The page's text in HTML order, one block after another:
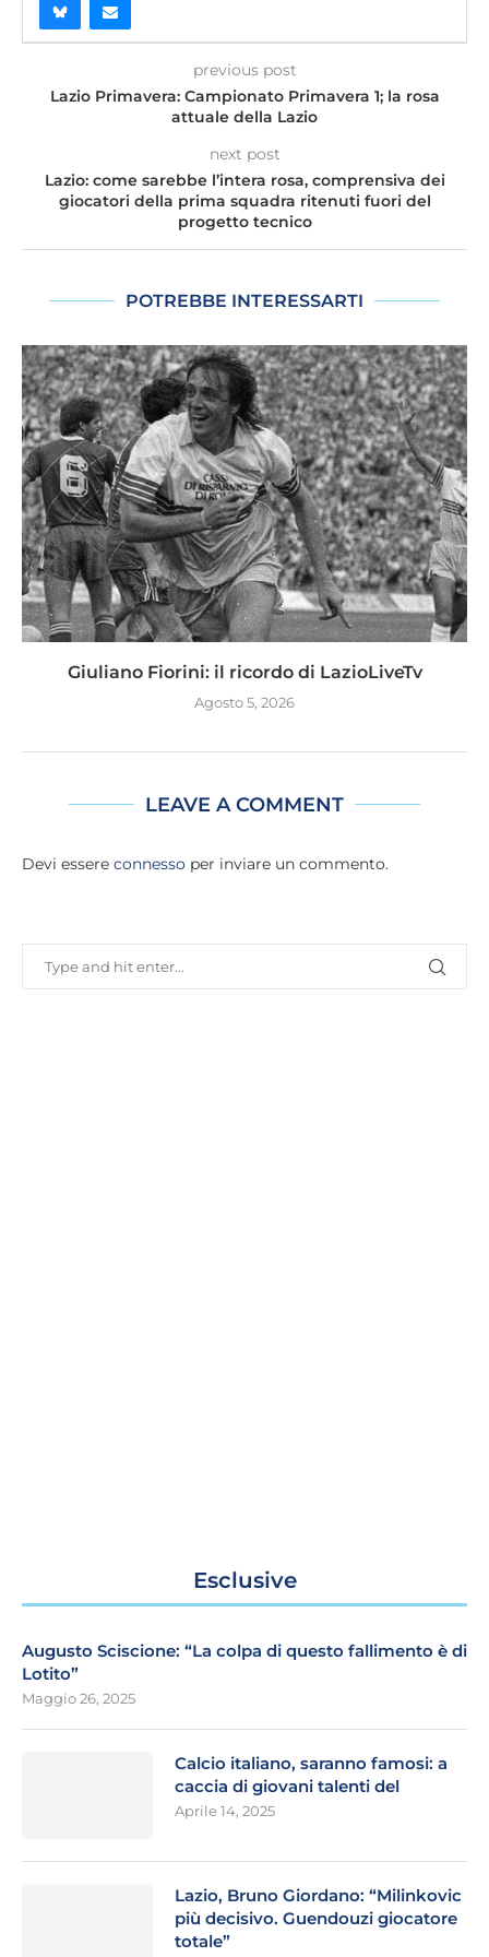
previous post
Lazio Primavera: Campionato Primavera 1; la rosa
attuale della Lazio
next post
Lazio: come sarebbe l’intera rosa, comprensiva dei
giocatori della prima squadra ritenuti fuori del
progetto tecnico
POTREBBE INTERESSARTI
Giuliano Fiorini: il ricordo di LazioLiveTv
Agosto 5, 2026
LEAVE A COMMENT
Devi essere connesso per inviare un commento.
Esclusive
Augusto Sciscione: “La colpa di questo fallimento è di
Lotito”
Maggio 26, 2025
Calcio italiano, saranno famosi: a
caccia di giovani talenti del
Aprile 14, 2025
Lazio, Bruno Giordano: “Milinkovic
più decisivo. Guendouzi giocatore
totale”